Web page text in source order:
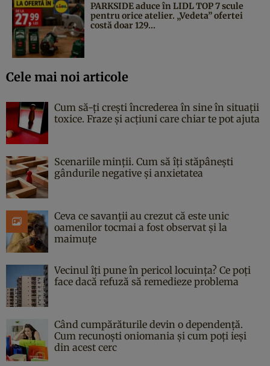
PARKSIDE aduce în LIDL TOP 7 scule
pentru orice atelier. „Vedeta” ofertei
costă doar 129...
Cele mai noi articole
Cum să-ți crești încrederea în sine în situații
toxice. Fraze și acțiuni care chiar te pot ajuta
Scenariile minții. Cum să îți stăpânești
gândurile negative și anxietatea
Ceva ce savanții au crezut că este unic
oamenilor tocmai a fost observat și la
maimuțe
Vecinul îți pune în pericol locuința? Ce poți
face dacă refuză să remedieze problema
Când cumpărăturile devin o dependență.
Cum recunoști oniomania și cum poți ieși
din acest cerc